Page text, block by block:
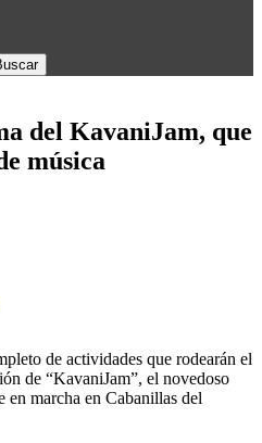
del KavaniJam, que
música
de actividades que rodearán el
de “KavaniJam”, el novedoso
en marcha en Cabanillas del